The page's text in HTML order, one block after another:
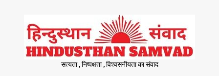
content
सत्यता , निष्पक्षता , विश्वसनीयता का संवाद